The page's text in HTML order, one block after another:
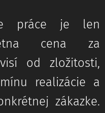
práce je len
cena za
od zložitosti,
realizácie a
zákazke.